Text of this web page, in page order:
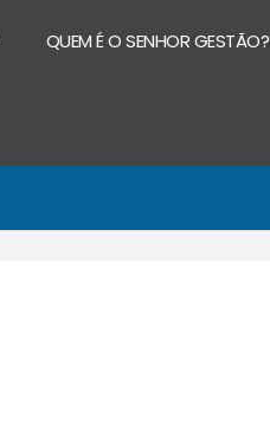
QUEM É O SENHOR GESTÃO?